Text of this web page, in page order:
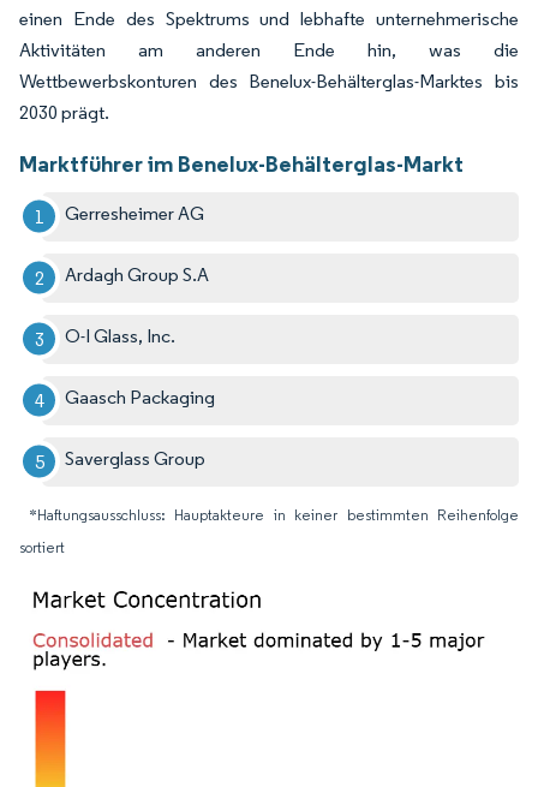
einen Ende des Spektrums und lebhafte unternehmerische
Aktivitäten am anderen Ende hin, was die
Wettbewerbskonturen des Benelux-Behälterglas-Marktes bis
2030 prägt.
Marktführer im Benelux-Behälterglas-Markt
Gerresheimer AG
Ardagh Group S.A
O-I Glass, Inc.
Gaasch Packaging
Saverglass Group
*Haftungsausschluss: Hauptakteure in keiner bestimmten Reihenfolge
sortiert